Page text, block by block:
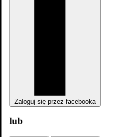
Zaloguj się przez facebooka
lub